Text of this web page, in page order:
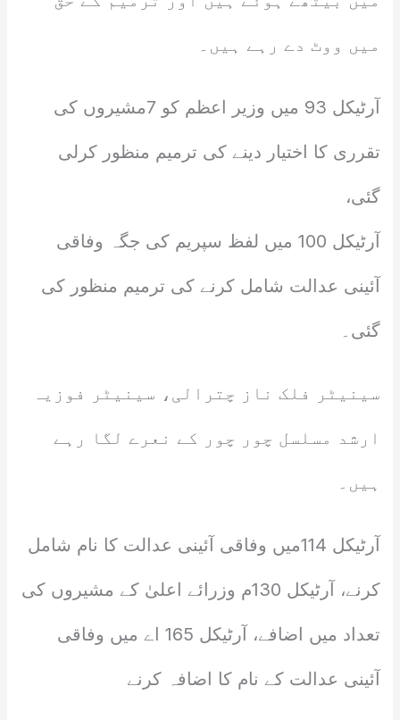
میں ووٹ دے رہے ہیں۔
آرٹیکل 93 میں وزیر اعظم کو 7مشیروں کی
تقرری کا اختیار دینے کی ترمیم منظور کرلی
گئی،
آرٹیکل 100 میں لفظ سپریم کی جگہ وفاقی
آئینی عدالت شامل کرنے کی ترمیم منظور کی
گئی۔
سینیٹر فلک ناز چترالی، سینیٹر فوزیہ
ارشد مسلسل چور چور کے نعرے لگا رہے
ہیں۔
آرٹیکل 114میں وفاقی آئینی عدالت کا نام شامل
کرنے، آرٹیکل 130م وزرائے اعلیٰ کے مشیروں کی
تعداد میں اضافے، آرٹیکل 165 اے میں وفاقی
آئینی عدالت کے نام کا اضافہ کرنے